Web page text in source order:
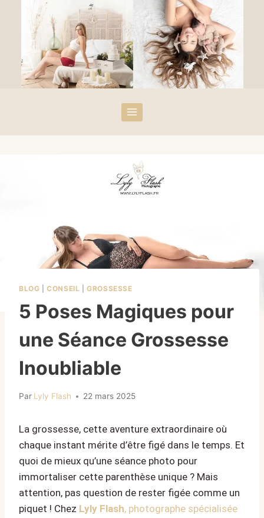
BLOG |CONSEIL |GROSSESSE
5 Poses Magiques pour
une Séance Grossesse
Inoubliable
Par Lyly Flash 22 mars 2025
La grossesse, cette aventure extraordinaire où
chaque instant mérite d’être figé dans le temps. Et
quoi de mieux qu’une séance photo pour
immortaliser cette parenthèse unique ? Mais
attention, pas question de rester figée comme un
piquet ! Chez Lyly Flash, photographe spécialisée